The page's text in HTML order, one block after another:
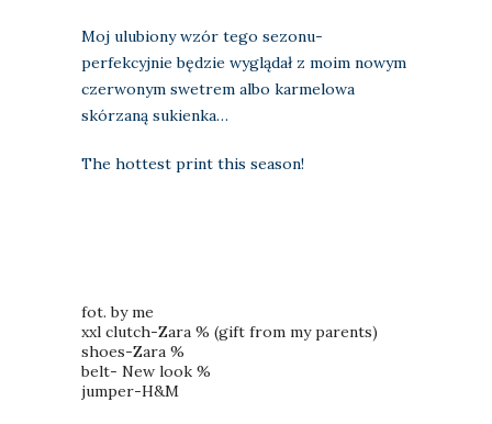
Moj ulubiony wzór tego sezonu-
perfekcyjnie będzie wyglądał z moim nowym
czerwonym swetrem albo karmelowa
skórzaną sukienka…
The hottest print this season!
fot. by me
xxl clutch-Zara % (gift from my parents)
shoes-Zara %
belt- New look %
jumper-H&M